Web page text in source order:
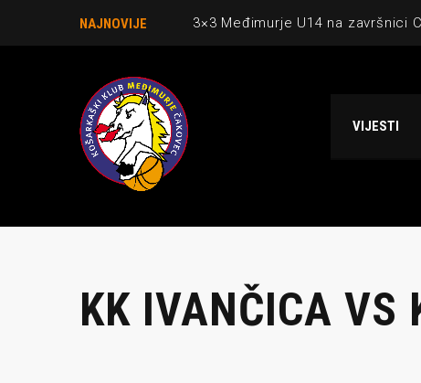
NAJNOVIJE 3×3 Međimurje U14 na završnici
Međimurje u revijalnoj utakmici
VIJESTI
KK IVANČICA VS